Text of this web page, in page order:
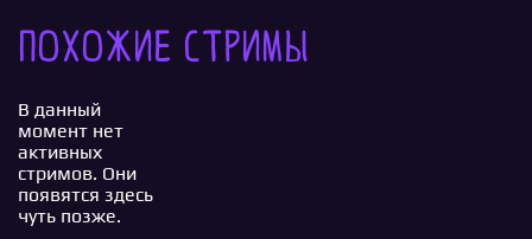
Похожие стримы
В данный
момент нет
активных
стримов. Они
появятся здесь
чуть позже.